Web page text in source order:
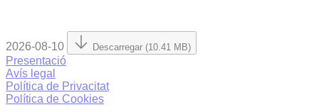
2026-08-10 Descarregar (10.41 MB)
Presentació
Avís legal
Política de Privacitat
Política de Cookies